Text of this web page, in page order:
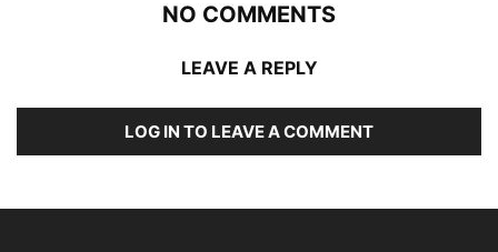
NO COMMENTS
LEAVE A REPLY
LOG IN TO LEAVE A COMMENT